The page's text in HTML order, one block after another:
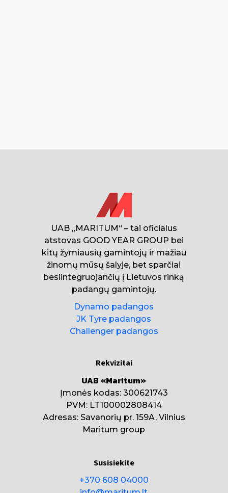
UAB „MARITUM“ – tai oficialus
atstovas GOOD YEAR GROUP bei
kitų žymiausių gamintojų ir mažiau
žinomų mūsų šalyje, bet sparčiai
besiintegruojančių į Lietuvos rinką
padangų gamintojų.
Dynamo padangos
JK Tyre padangos
Challenger padangos
Rekvizitai
UAB «Maritum»
Įmonės kodas: 300621743
PVM: LT100002808414
Adresas: Savanorių pr. 159A, Vilnius
Maritum group
Susisiekite
+370 608 04000